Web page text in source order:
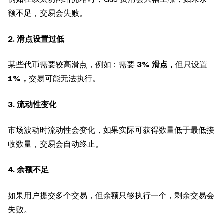
额不足，交易会失败。
2. 滑点设置过低
某些代币需要较高滑点，例如：需要 3% 滑点， 但只设置
1%， 交易可能无法执行。
3. 流动性变化
市场波动时流动性会变化，如果实际可获得数量低于最低接
收数量，交易会自动终止。
4. 余额不足
如果用户提交多个交易，但余额只够执行一个，剩余交易会
失败。